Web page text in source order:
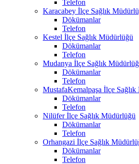
Telefon
Karacabey İlçe Sağlık
Dökümanlar
Telefon
Kestel İlçe Sağlık Müdürlüğü
Dökümanlar
Telefon
Mudanya İlçe Sağlık
Dökümanlar
Telefon
MustafaKemalpaşa İlçe
Dökümanlar
Telefon
Nilüfer İlçe Sağlık Müdürlüğü
Dökümanlar
Telefon
Orhangazi İlçe Sağlık
Dökümanlar
Telefon